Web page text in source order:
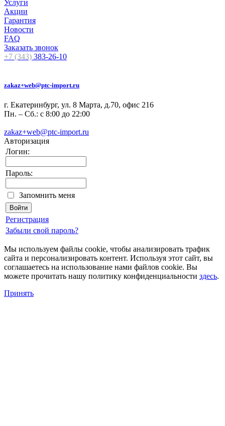
Услуги
Акции
Гарантия
Новости
FAQ
Заказать звонок
+7 (343) 383-26-10
zakaz+web@ptc-import.ru
г. Екатеринбург, ул. 8 Марта, д.70, офис 216
Пн. – Сб.: с 8:00 до 22:00
zakaz+web@ptc-import.ru
Авторизация
Логин:
Пароль:
Запомнить меня
Регистрация
Забыли свой пароль?
Мы используем файлы cookie, чтобы анализировать трафик
сайта и персонализировать контент. Используя этот сайт, вы
соглашаетесь на использование нами файлов cookie. Вы
можете прочитать нашу политику конфиденциальности здесь.
Принять